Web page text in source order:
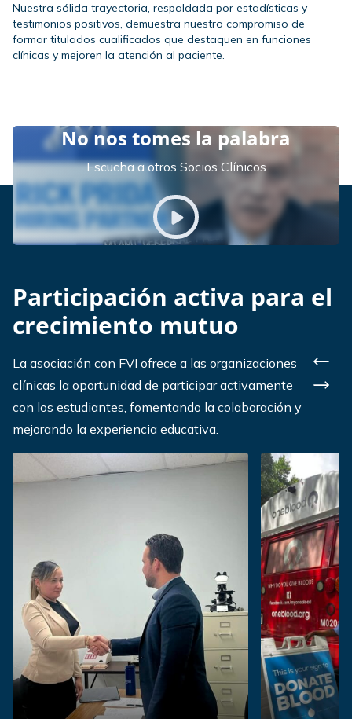
Nuestra sólida trayectoria, respaldada por estadísticas y
testimonios positivos, demuestra nuestro compromiso de
formar titulados cualificados que destaquen en funciones
clínicas y mejoren la atención al paciente.
No nos tomes la palabra
Escucha a otros Socios Clínicos
Play video
Participación activa para el
crecimiento mutuo
La asociación con FVI ofrece a las organizaciones
clínicas la oportunidad de participar activamente
con los estudiantes, fomentando la colaboración y
mejorando la experiencia educativa.